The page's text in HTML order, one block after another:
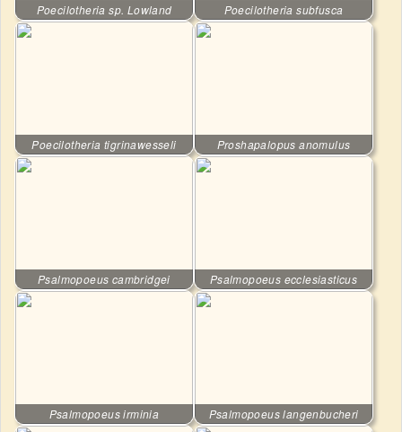
Poecilotheria sp. Lowland Poecilotheria subfusca
Poecilotheria tigrinawesseli Proshapalopus anomulus
Psalmopoeus cambridgei Psalmopoeus ecclesiasticus
Psalmopoeus irminia Psalmopoeus langenbucheri